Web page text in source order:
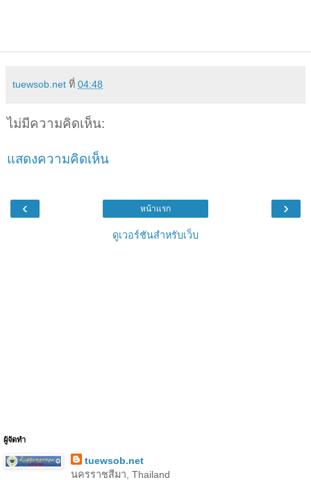
tuewsob.net ที่ 04:48
ไม่มีความคิดเห็น:
แสดงความคิดเห็น
‹ ›
หน้าแรก
ดูเวอร์ชันสำหรับเว็บ
ผู้จัดทำ
tuewsob.net
นครราชสีมา, Thailand